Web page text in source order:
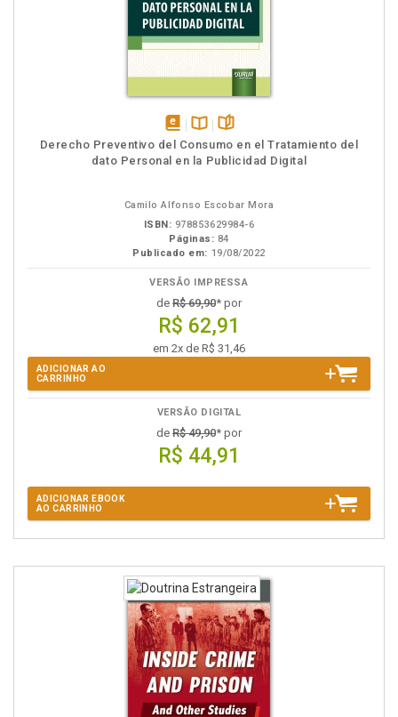
disponível
em
Disponível
na
páginas
Derecho Preventivo del Consumo en el Tratamiento del
dato Personal en la Publicidad Digital
Camilo Alfonso Escobar Mora
ISBN: 978853629984-6
Páginas: 84
Publicado em: 19/08/2022
VERSÃO IMPRESSA
de R$ 69,90* por
R$ 62,91
em 2x de R$ 31,46
ADICIONAR AO
CARRINHO
VERSÃO DIGITAL
de R$ 49,90* por
R$ 44,91
ADICIONAR EBOOK
AO CARRINHO